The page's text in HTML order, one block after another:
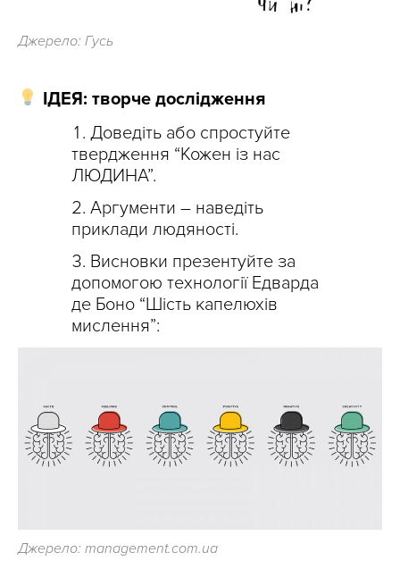
Джерело: Гусь
ІДЕЯ: творче дослідження
Доведіть або спростуйте
твердження “Кожен із нас
ЛЮДИНА”.
Аргументи – наведіть
приклади людяності.
Висновки презентуйте за
допомогою технології Едварда
де Боно “Шість капелюхів
мислення”:
Джерело: management.com.ua